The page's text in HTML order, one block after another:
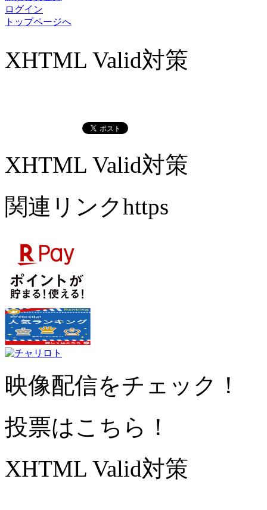
ログイン
トップページへ
XHTML Valid対策
XHTML Valid対策
関連リンクhttps
映像配信をチェック！
投票はこちら！
XHTML Valid対策